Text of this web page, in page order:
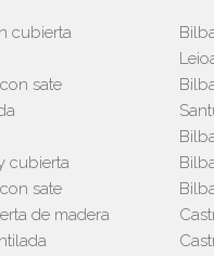
cubierta
sate
cubierta
sate
de madera